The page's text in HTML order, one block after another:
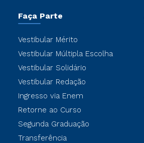
Faça Parte
Vestibular Mérito
Vestibular Múltipla Escolha
Vestibular Solidário
Vestibular Redação
Ingresso via Enem
Retorne ao Curso
Segunda Graduação
Transferência